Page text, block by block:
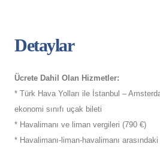
Detaylar
Ücrete Dahil Olan Hizmetler:
* Türk Hava Yolları ile İstanbul –
ekonomi sınıfı uçak bileti
* Havalimanı ve liman vergileri (790 €)
* Havalimanı-liman-havalimanı